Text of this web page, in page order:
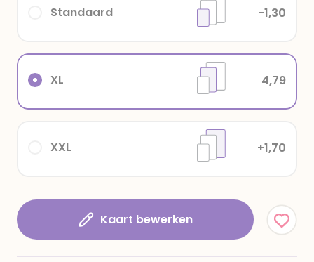
XXL +1,70
XL 4,79
Standaard -1,30
Kaart bewerken